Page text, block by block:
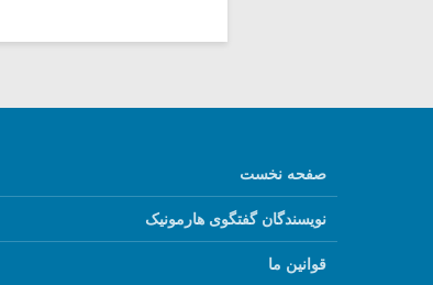
صفحه نخست
نویسندگان گفتگوی هارمونیک
قوانین ما